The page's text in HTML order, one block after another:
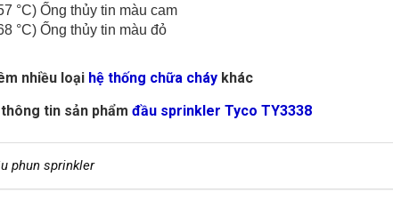
°C) Ống thủy tin màu cam
°C) Ống thủy tin màu đỏ
nhiều loại hệ thống chữa cháy khác
tin sản phẩm đầu sprinkler Tyco TY3338
phun sprinkler